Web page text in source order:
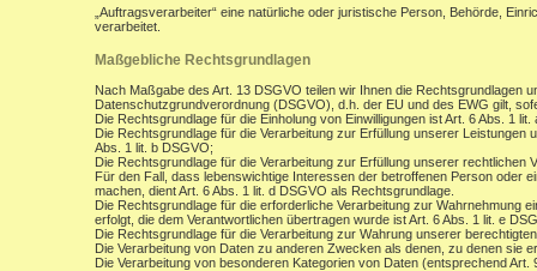
„Auftragsverarbeiter“ eine natürliche oder juristische Person, Behörde,
verarbeitet.
Maßgebliche Rechtsgrundlagen
Nach Maßgabe des Art. 13 DSGVO teilen wir Ihnen die
Datenschutzgrundverordnung (DSGVO), d.h. der EU und des EWG gilt,
Die Rechtsgrundlage für die Einholung von Einwilligungen ist Art. 6 Abs. 1
Die Rechtsgrundlage für die Verarbeitung zur Erfüllung unserer
Abs. 1 lit. b DSGVO;
Die Rechtsgrundlage für die Verarbeitung zur Erfüllung unserer rechtlichen
Für den Fall, dass lebenswichtige Interessen der betroffenen Person oder
machen, dient Art. 6 Abs. 1 lit. d DSGVO als Rechtsgrundlage.
Die Rechtsgrundlage für die erforderliche Verarbeitung zur Wahrnehmung
erfolgt, die dem Verantwortlichen übertragen wurde ist Art. 6 Abs. 1 lit. e
Die Rechtsgrundlage für die Verarbeitung zur Wahrung unserer
Die Verarbeitung von Daten zu anderen Zwecken als denen, zu denen sie
Die Verarbeitung von besonderen Kategorien von Daten (entsprechend